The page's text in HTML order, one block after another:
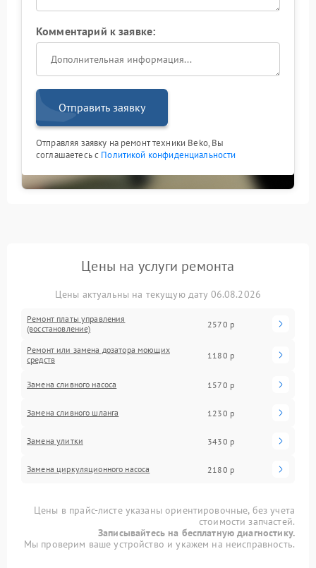
Комментарий к заявке:
Отправить заявку
Отправляя заявку на ремонт техники Beko, Вы
соглашаетесь с Политикой конфиденциальности
Цены на услуги ремонта
Цены актуальны на текущую дату 06.08.2026
Ремонт платы управления
(восстановление)
2570 р
Ремонт или замена дозатора моющих
средств
1180 р
Замена сливного насоса 1570 р
Замена сливного шланга 1230 р
Замена улитки 3430 р
Замена циркуляционного насоса 2180 р
Цены в прайс-листе указаны ориентировочные, без учета
стоимости запчастей.
Записывайтесь на бесплатную диагностику.
Мы проверим ваше устройство и укажем на неисправность.